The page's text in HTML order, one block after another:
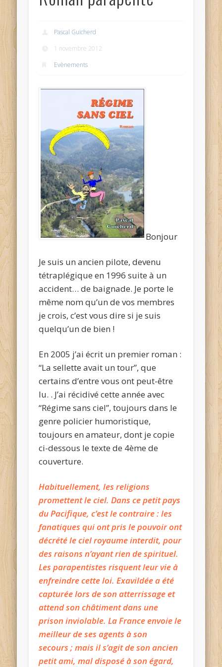
Pascal Guicherd
1 novembre 2012
Evènements
Bonjour
Je suis un ancien pilote, devenu
tétraplégique en 1996 suite à un
accident… de baignade. Je porte le
même nom qu’un de vos membres
je crois, c’est vous dire si je suis
quelqu’un de bien !
En 2005 j’ai écrit un premier roman :
“La sellette avait un tour”, que
certains d’entre vous ont peut-être
lu. . J’ai récidivé cette année avec
“Régime sans ciel”, toujours dans le
genre policier humoristique,
toujours en amateur, dont je copie
ci-dessous le texte de 4ème de
couverture.
Habituellement, les religions
promettent le ciel. Dans ce petit pays
du Pacifique, c’est le contraire : les
fanatiques qui ont pris le pouvoir ont
décrété le ciel royaume interdit, pour
des raisons n’ayant rien de spirituel.
Les parapentistes risquent leur vie à
enfreindre cette loi. Exavildée a été
capturée lors de son atterrissage et
attend son châtiment dans une
prison inviolable. La France envoie le
meilleur de ses agents à son
secours ; mais il s’agit de son ancien
petit ami, mal disposé à son égard,